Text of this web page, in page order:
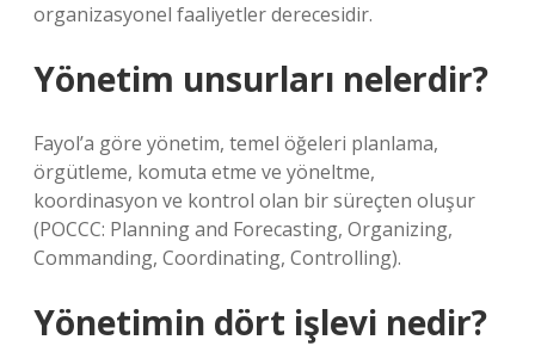
organizasyonel faaliyetler derecesidir.
Yönetim unsurları nelerdir?
Fayol’a göre yönetim, temel öğeleri planlama,
örgütleme, komuta etme ve yöneltme,
koordinasyon ve kontrol olan bir süreçten oluşur
(POCCC: Planning and Forecasting, Organizing,
Commanding, Coordinating, Controlling).
Yönetimin dört işlevi nedir?